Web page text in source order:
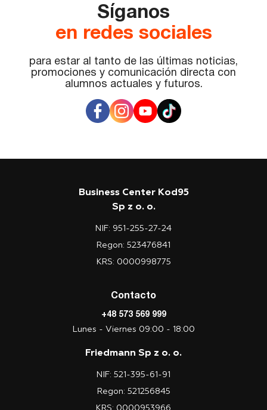
Síganos
en redes sociales
para estar al tanto de las últimas noticias,
promociones y comunicación directa con
alumnos actuales y futuros.
Contacto
+48 573 569 999
Lunes - Viernes 09:00 - 18:00
Friedmann Sp z o. o.
NIF: 521-395-61-91
Regon: 521256845
Business Center Kod95
Sp z o. o.
NIF: 951-255-27-24
Regon: 523476841
KRS: 0000998775